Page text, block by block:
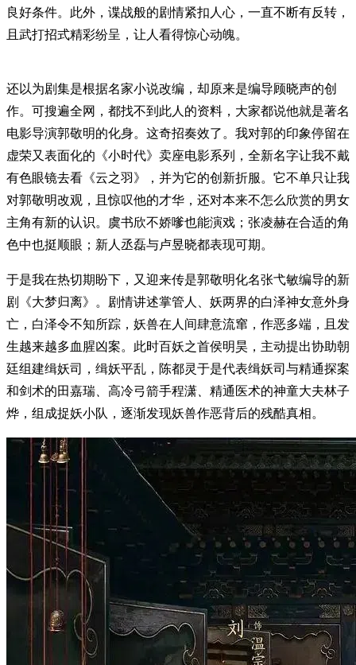
良好条件。此外，谍战般的剧情紧扣人心，一直不断有反转，
且武打招式精彩纷呈，让人看得惊心动魄。
还以为剧集是根据名家小说改编，却原来是编导顾晓声的创
作。可搜遍全网，都找不到此人的资料，大家都说他就是著名
电影导演郭敬明的化身。这奇招奏效了。我对郭的印象停留在
虚荣又表面化的《小时代》卖座电影系列，全新名字让我不戴
有色眼镜去看《云之羽》，并为它的创新折服。它不单只让我
对郭敬明改观，且惊叹他的才华，还对本来不怎么欣赏的男女
主角有新的认识。虞书欣不娇嗲也能演戏；张凌赫在合适的角
色中也挺顺眼；新人丞磊与卢昱晓都表现可期。
于是我在热切期盼下，又迎来传是郭敬明化名张弋敏编导的新
剧《大梦归离》。剧情讲述掌管人、妖两界的白泽神女意外身
亡，白泽令不知所踪，妖兽在人间肆意流窜，作恶多端，且发
生越来越多血腥凶案。此时百妖之首侯明昊，主动提出协助朝
廷组建缉妖司，缉妖平乱，陈都灵于是代表缉妖司与精通探案
和剑术的田嘉瑞、 高冷弓箭手程潇、 精通医术的神童大夫林子
烨，组成捉妖小队，逐渐发现妖兽作恶背后的残酷真相。